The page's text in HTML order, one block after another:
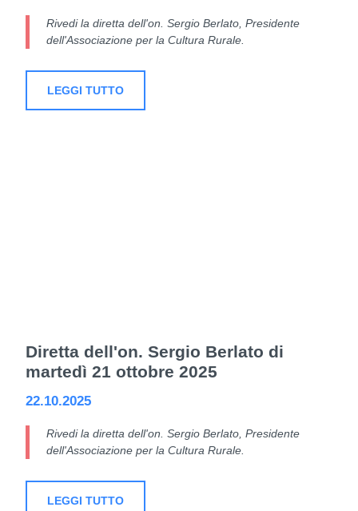
Rivedi la diretta dell'on. Sergio Berlato, Presidente
dell'Associazione per la Cultura Rurale.
LEGGI TUTTO
Diretta dell'on. Sergio Berlato di
martedì 21 ottobre 2025
22.10.2025
Rivedi la diretta dell'on. Sergio Berlato, Presidente
dell'Associazione per la Cultura Rurale.
LEGGI TUTTO